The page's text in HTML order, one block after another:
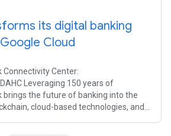
its digital banking
Cloud
Connectivity Center:
Leveraging 150 years of
brings the future of banking into the
cloud-based technologies, and